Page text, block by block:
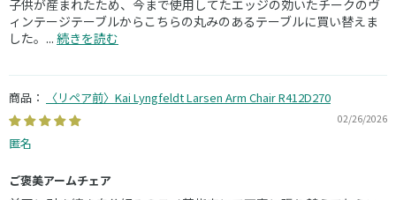
子供が産まれたため、今まで使用してたエッジの効いたチークのヴ
ィンテージテーブルからこちらの丸みのあるテーブルに買い替えま
した。... 続きを読む
〈リペア前〉Kai Lyngfeldt Larsen Arm Chair R412D270
02/26/2026
匿名
ご褒美アームチェア